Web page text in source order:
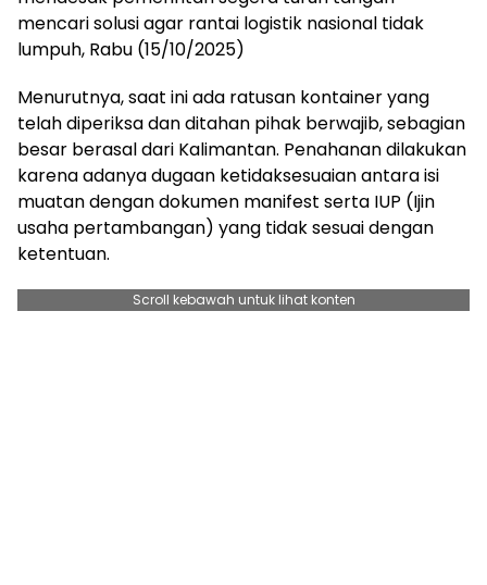
mencari solusi agar rantai logistik nasional tidak
lumpuh, Rabu (15/10/2025)
Menurutnya, saat ini ada ratusan kontainer yang
telah diperiksa dan ditahan pihak berwajib, sebagian
besar berasal dari Kalimantan. Penahanan dilakukan
karena adanya dugaan ketidaksesuaian antara isi
muatan dengan dokumen manifest serta IUP (Ijin
usaha pertambangan) yang tidak sesuai dengan
ketentuan.
Scroll kebawah untuk lihat konten